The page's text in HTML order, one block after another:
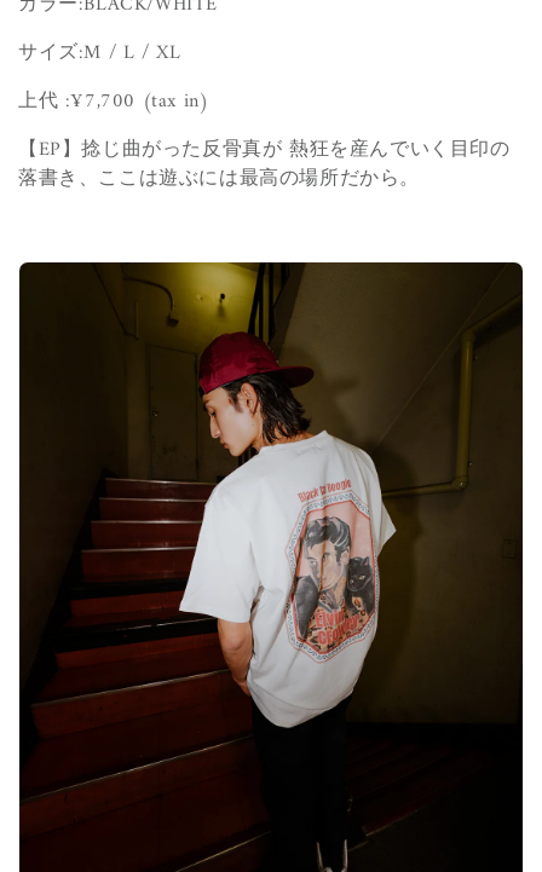
サイズ:M / L / XL
上代 :¥7,700 (tax in)
【EP】捻じ曲がった反骨真が 熱狂を産んでいく目印の
落書き、ここは遊ぶには最高の場所だから。